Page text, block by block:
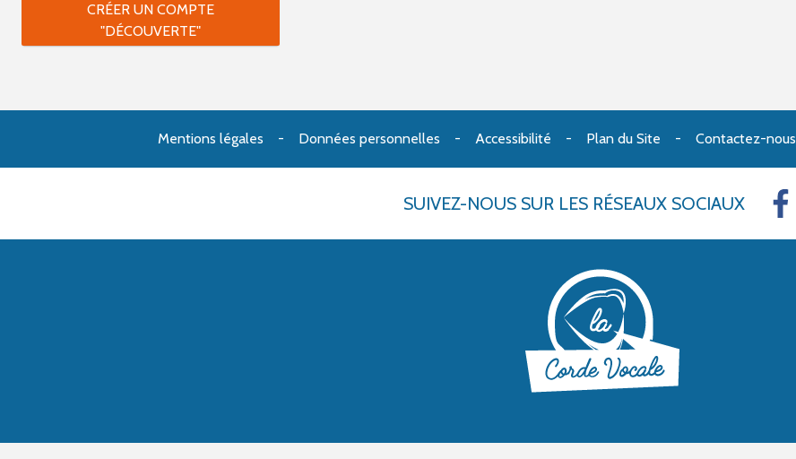
CRÉER UN COMPTE
"DÉCOUVERTE"
Mentions légales Données personnelles Accessibilité Plan du Site Contactez-nous
SUIVEZ-NOUS SUR LES RÉSEAUX SOCIAUX